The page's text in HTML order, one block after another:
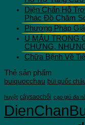
Diện Chẩn Hỗ
Phác Đồ Chăm
Phương Pháp
U MÁU TRONG
CHỨNG,
Chữa Bệnh Về
Thẻ sản phẩm
buiquocchau bùi quốc
huyệt câysaochổi cạo gió đa